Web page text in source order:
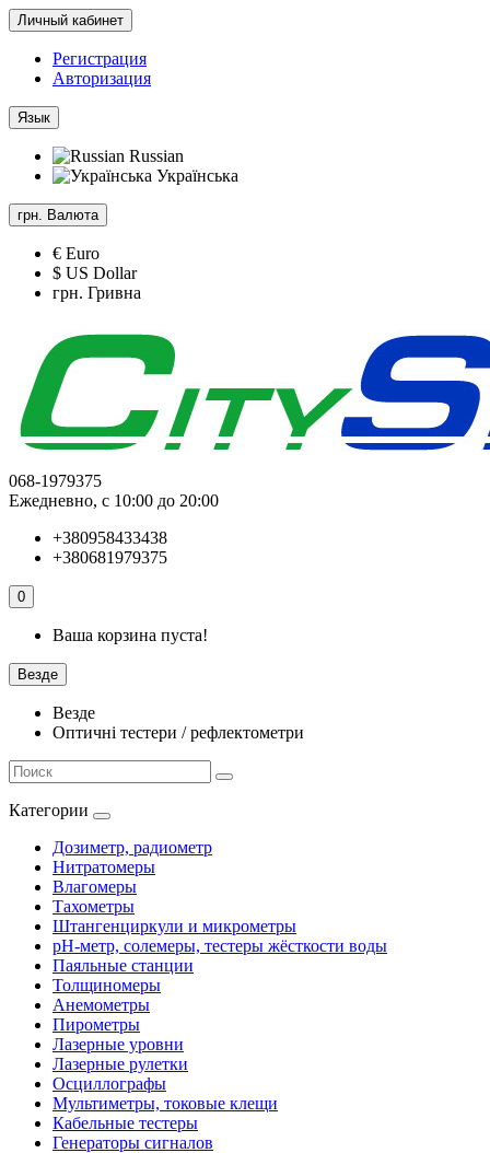
Личный кабинет
Регистрация
Авторизация
Язык
Russian
Українська
грн. Валюта
€ Euro
$ US Dollar
грн. Гривна
068-1979375
Ежедневно, с 10:00 до 20:00
+380958433438
+380681979375
0
Ваша корзина пуста!
Везде
Везде
Оптичні тестери / рефлектометри
Категории
Дозиметр, радиометр
Нитратомеры
Влагомеры
Тахометры
Штангенциркули и микрометры
pH-метр, солемеры, тестеры жёсткости воды
Паяльные станции
Толщиномеры
Анемометры
Пирометры
Лазерные уровни
Лазерные рулетки
Осциллографы
Мультиметры, токовые клещи
Кабельные тестеры
Генераторы сигналов